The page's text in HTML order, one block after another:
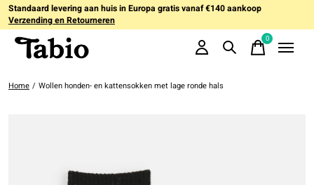
Standaard levering aan huis in Europa gratis vanaf €140 aankoop
Verzending en Retourneren
0items
Home / Wollen honden- en kattensokken met lage ronde hals